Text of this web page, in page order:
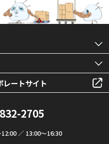
レートサイト
2705
／ 13:00～16:30